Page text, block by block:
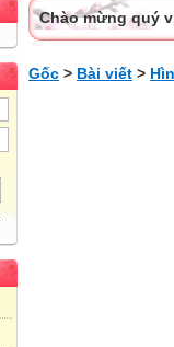
Chào mừng quý
Gốc > Bài viết >